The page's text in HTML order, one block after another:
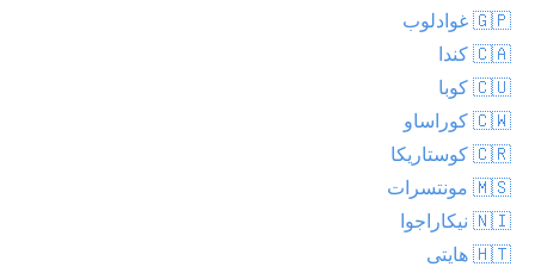
🇬🇵 غوادلوب
🇨🇦 كندا
🇨🇺 كوبا
🇨🇼 كوراساو
🇨🇷 كوستاريكا
🇲🇸 مونتسرات
🇳🇮 نيكاراجوا
🇭🇹 هايتى